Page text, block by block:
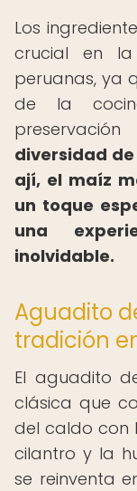
Los
crucial en
peruanas, ya
de la
diversidad
ají, el maíz
un toque
una
inolvidable.
Aguadito
tradición
El aguadito
clásica que
del caldo con
cilantro y la
se reinventa